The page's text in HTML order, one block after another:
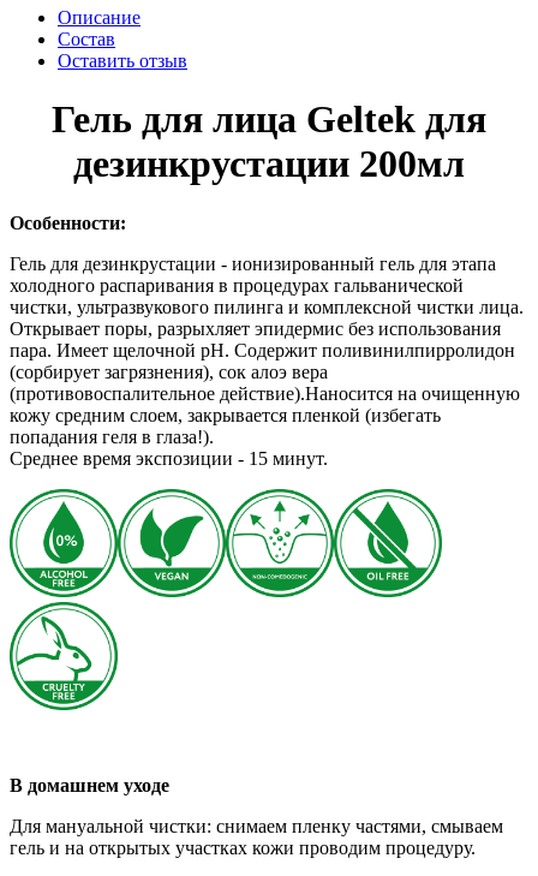
Описание
Состав
Оставить отзыв
Гель для лица Geltek для
дезинкрустации 200мл
Особенности:
Гель для дезинкрустации - ионизированный гель для этапа
холодного распаривания в процедурах гальванической
чистки, ультразвукового пилинга и комплексной чистки лица.
Открывает поры, разрыхляет эпидермис без использования
пара. Имеет щелочной рН. Содержит поливинилпирролидон
(сорбирует загрязнения), сок алоэ вера
(противовоспалительное действие).Наносится на очищенную
кожу средним слоем, закрывается пленкой (избегать
попадания геля в глаза!).
Среднее время экспозиции - 15 минут.
В домашнем уходе
Для мануальной чистки: снимаем пленку частями, смываем
гель и на открытых участках кожи проводим процедуру.